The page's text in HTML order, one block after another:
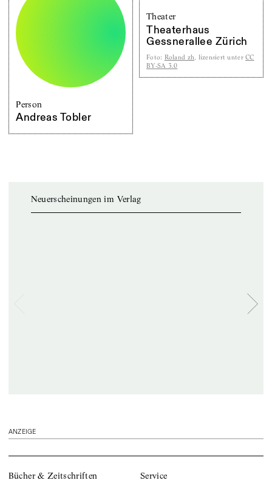
Person
Andreas Tobler
Theater
Theaterhaus
Gessnerallee Zürich
Foto: Roland zh, lizensiert unterCC
BY-SA 3.0
Neuerscheinungen im Verlag
ANZEIGE
Bücher & Zeitschriften Service